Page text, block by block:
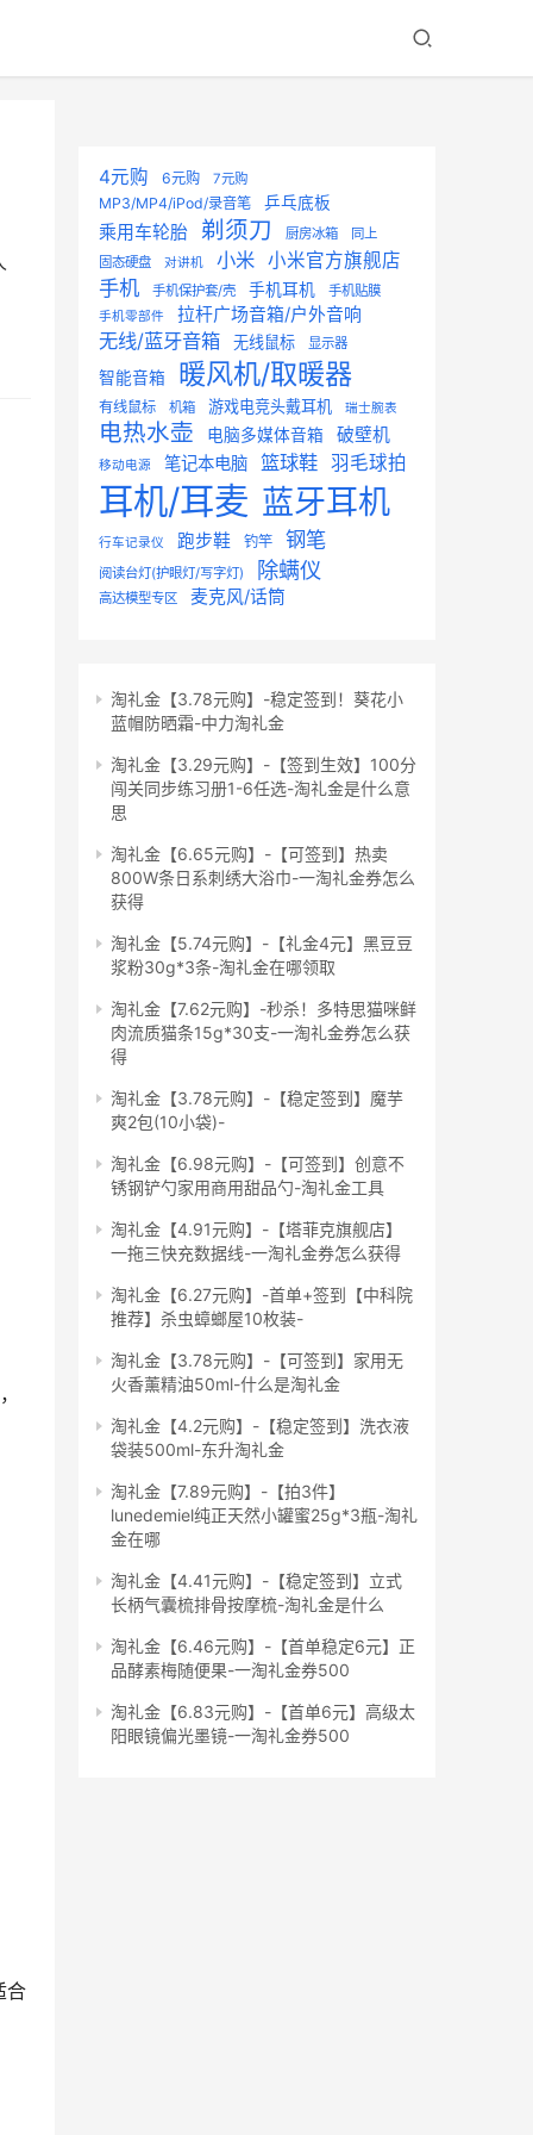
合
4元购 6元购 7元购
MP3/MP4/iPod/录音笔 乒乓底板
乘用车轮胎 剃须刀 厨房冰箱
同上
固态硬盘
对讲机 小米 小米官方旗舰店
手机 手机保护套/壳 手机耳机 手机贴膜
手机零部件 拉杆广场音箱/户外音响
无线/蓝牙音箱 无线鼠标 显示器
智能音箱 暖风机/取暖器
有线鼠标 机箱 游戏电竞头戴耳机 瑞士腕表
电热水壶 电脑多媒体音箱 破壁机
移动电源 笔记本电脑 篮球鞋 羽毛球拍
耳机/耳麦 蓝牙耳机
行车记录仪 跑步鞋 钓竿 钢笔
阅读台灯(护眼灯/写字灯) 除螨仪
高达模型专区 麦克风/话筒
淘礼金【3.78元购】-稳定签到！葵花小
蓝帽防晒霜-中力淘礼金
淘礼金【3.29元购】-【签到生效】100分
闯关同步练习册1-6任选-淘礼金是什么意
思
淘礼金【6.65元购】-【可签到】热卖
800W条日系刺绣大浴巾-一淘礼金券怎么
获得
淘礼金【5.74元购】-【礼金4元】黑豆豆
浆粉30g*3条-淘礼金在哪领取
淘礼金【7.62元购】-秒杀！多特思猫咪鲜
肉流质猫条15g*30支-一淘礼金券怎么获
得
淘礼金【3.78元购】-【稳定签到】魔芋
爽2包(10小袋)-
淘礼金【6.98元购】-【可签到】创意不
锈钢铲勺家用商用甜品勺-淘礼金工具
淘礼金【4.91元购】-【塔菲克旗舰店】
一拖三快充数据线-一淘礼金券怎么获得
淘礼金【6.27元购】-首单+签到【中科院
推荐】杀虫蟑螂屋10枚装-
淘礼金【3.78元购】-【可签到】家用无
火香薰精油50ml-什么是淘礼金
淘礼金【4.2元购】-【稳定签到】洗衣液
袋装500ml-东升淘礼金
淘礼金【7.89元购】-【拍3件】
lunedemiel纯正天然小罐蜜25g*3瓶-淘礼
金在哪
淘礼金【4.41元购】-【稳定签到】立式
长柄气囊梳排骨按摩梳-淘礼金是什么
淘礼金【6.46元购】-【首单稳定6元】正
品酵素梅随便果-一淘礼金券500
淘礼金【6.83元购】-【首单6元】高级太
阳眼镜偏光墨镜-一淘礼金券500